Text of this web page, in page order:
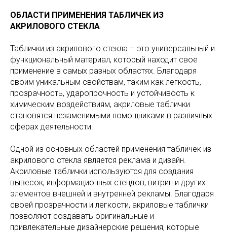
ОБЛАСТИ ПРИМЕНЕНИЯ ТАБЛИЧЕК ИЗ
АКРИЛОВОГО СТЕКЛА
Таблички из акрилового стекла – это универсальный и
функциональный материал, который находит свое
применение в самых разных областях. Благодаря
своим уникальным свойствам, таким как легкость,
прозрачность, ударопрочность и устойчивость к
химическим воздействиям, акриловые таблички
становятся незаменимыми помощниками в различных
сферах деятельности.
Одной из основных областей применения табличек из
акрилового стекла является реклама и дизайн.
Акриловые таблички используются для создания
вывесок, информационных стендов, витрин и других
элементов внешней и внутренней рекламы. Благодаря
своей прозрачности и легкости, акриловые таблички
позволяют создавать оригинальные и
привлекательные дизайнерские решения, которые